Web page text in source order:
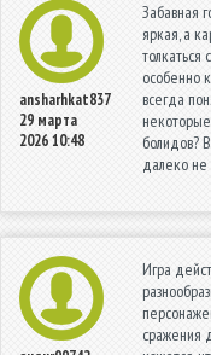
ansharhkat837
29 марта
2026 10:48
Забавная
яркая, а
толкаться
особенно
всегда
болидов?
далеко
Игра
сражения